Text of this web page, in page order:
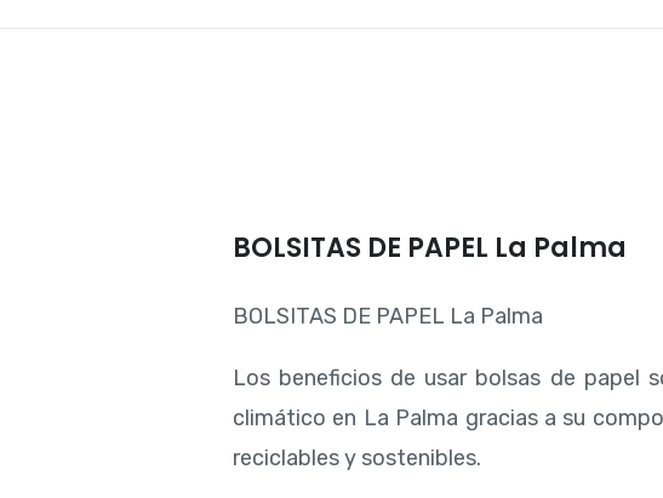
BOLSITAS DE PAPEL La Palma
BOLSITAS DE PAPEL La Palma
Los beneficios de usar bolsas de papel
climático en La Palma gracias a su
reciclables y sostenibles.